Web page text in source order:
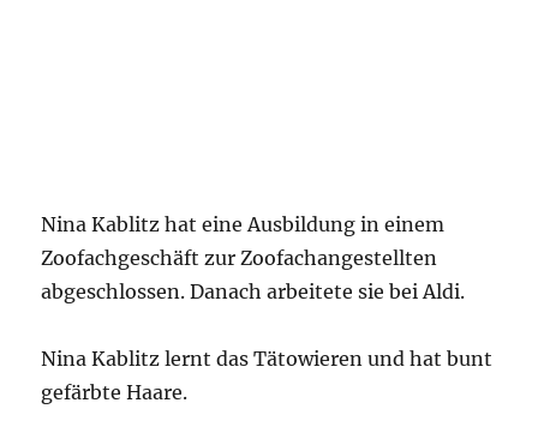
Nina Kablitz hat eine Ausbildung in einem
Zoofachgeschäft zur Zoofachangestellten
abgeschlossen. Danach arbeitete sie bei Aldi.
Nina Kablitz lernt das Tätowieren und hat bunt
gefärbte Haare.